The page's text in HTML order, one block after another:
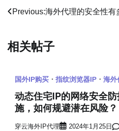
文
导
Previous:海外代理的安全性有
相关帖子
国外IP购买 指纹浏览器IP 海外
动态住宅IP的网络安全
施，如何规避潜在风险？
穿云海外IP代理 2024年1月25日